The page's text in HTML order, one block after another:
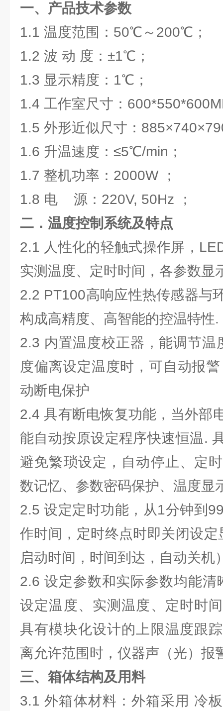
一、产品技术参数
1.1 温度范围：50℃～200℃；
1.2 波 动 度：±1℃；
1.3 显示精度：1℃；
1.4 工作室尺寸：
1.5 外形近似尺寸：
1.6 升温速度：≤5℃/min；
1.7 整机功率：2000W ；
1.8 电 源：220V, 50Hz ；
二．温度控制系统及特点
2.1 人性化的轻触式操作屏，
实测温度、定时时间，各参数显
2.2 PT100高响应性热传感器与
构成高精度、高智能的控温特性.
2.3 内置温度校正器，能调节温
度偏离设定温度时，可自动报
动断电保护
2.4 具有断电恢复功能，当外部
能自动按原设定程序快速恒温.
避免繁琐设定，自动停止、定
数记忆、参数密码保护、温度显
2.5 设定定时功能，从1分钟到
作时间，定时终点时即关闭设
启动时间，时间到达，自动关机
2.6 设定参数和实际参数均能清
设定温度、实测温度、定时时
具有模块化设计的上限温度跟
离允许范围时，仪器声（光）报
三、箱体结构及用料
3.1 外箱体材料：外箱采用 冷